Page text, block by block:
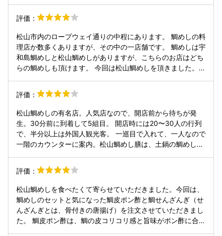
評価：
松山市内のロープウェイ通りの中程にあります。 鯛めしの料
理店か数多くありますが、その中の一店舗です。 鯛めしは宇
和島鯛めしと松山鯛めしがありますが、こちらのお店はどち
らの鯛めしも頂けます。 今回は松山鯛めしを頂きました。
ままで、薬味で、最後は出汁をかけて、最後まで美味しく頂
けました。 3種のじゃこ天の食べ比べセットも注文しました
が、こちらも美味しかったです。 平日の夜の開店前に並びま
したが、何組か並んでいてけっこうな混み具合でした。 この
通りの鯛めし屋さんはどこも昼夜とも混むので時間に余裕を
もっていくのがおすすめです。
評価：
松山鯛めしの有名店。人気店なので、開店前から待ちが発
生。30分前に到着して5組目。 開店時には20〜30人の行列
で、半分以上は外国人観光客。 一巡目で入れて、一人なので
一階のカウンターに案内。松山鯛めし膳は、土鍋の鯛めしに
味を入れても、茶漬けにしても美味で良かったです。ネック
は行列待ちだけ、満足でした。
評価：
松山鯛めしを食べたくて寄らせていただきました。今回は、
鯛めしのセットと気になった鯛皮ポン酢と鯛せんざんぎ（せ
んざんぎとは、骨付きの唐揚げ）を注文させていただきまし
た。 鯛皮ポン酢は、鯛の皮コリコリ感と旨味がポン酢に合っ